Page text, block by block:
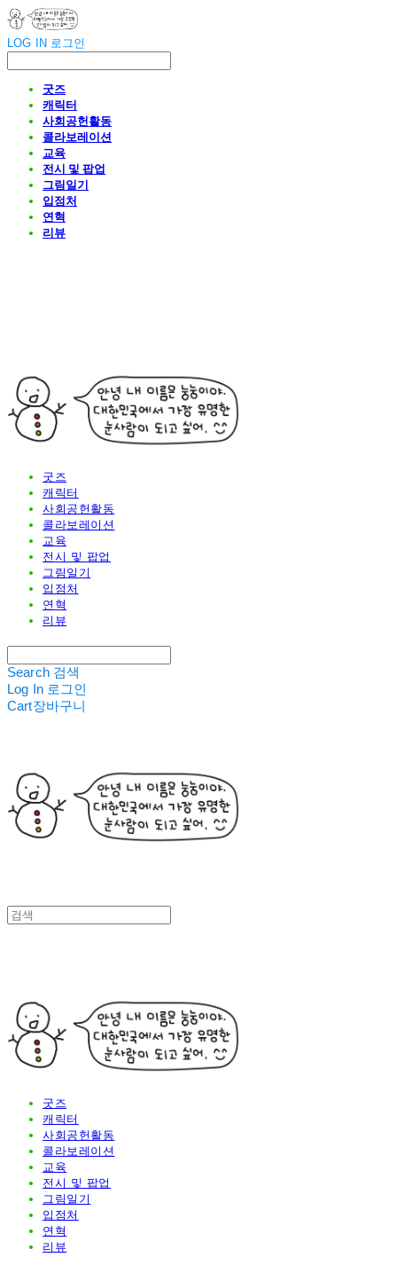
LOG IN 로그인
굿즈
캐릭터
사회공헌활동
콜라보레이션
교육
전시 및 팝업
그림일기
입점처
연혁
리뷰
굿즈
캐릭터
사회공헌활동
콜라보레이션
교육
전시 및 팝업
그림일기
입점처
연혁
리뷰
Search 검색
Log In 로그인
Cart장바구니
굿즈
캐릭터
사회공헌활동
콜라보레이션
교육
전시 및 팝업
그림일기
입점처
연혁
리뷰